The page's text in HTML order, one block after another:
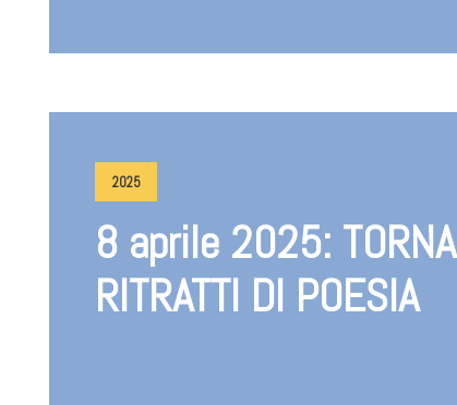
2025
8 aprile 2025: TORNA
RITRATTI DI POESIA